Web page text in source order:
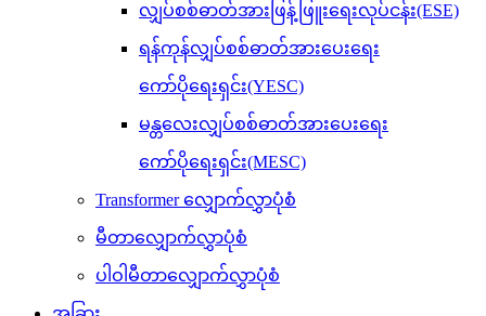
လျှပ်စစ်ဓာတ်အားဖြန့်ဖြူးရေးလုပ်ငန်း(ESE)
ရန်ကုန်လျှပ်စစ်ဓာတ်အားပေးရေး
ကော်ပိုရေးရှင်း(YESC)
မန္တလေးလျှပ်စစ်ဓာတ်အားပေးရေး
ကော်ပိုရေးရှင်း(MESC)
Transformer လျှောက်လွှာပုံစံ
မီတာလျှောက်လွှာပုံစံ
ပါဝါမီတာလျှောက်လွှာပုံစံ